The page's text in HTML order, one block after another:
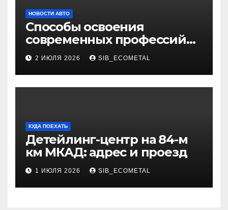
НОВОСТИ АВТО
Способы освоения
современных профессий
через онлайн-курсы
2 ИЮЛЯ 2026 SIB_ECOMETAL
КУДА ПОЕХАТЬ
Детейлинг-центр на 84-м
км МКАД: адрес и проезд
1 ИЮЛЯ 2026 SIB_ECOMETAL